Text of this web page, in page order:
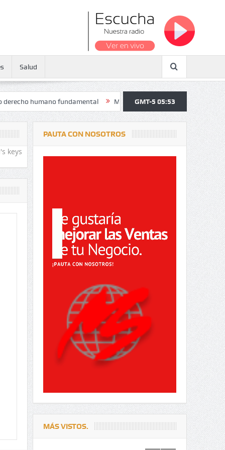
Salud
humano fundamental Maratón atendió a más de 38.000 jóvenes y
GMT-5 05:53
keys
PAUTA CON NOSOTROS
MÁS VISTOS.